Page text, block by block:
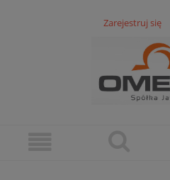
Zarejestruj się